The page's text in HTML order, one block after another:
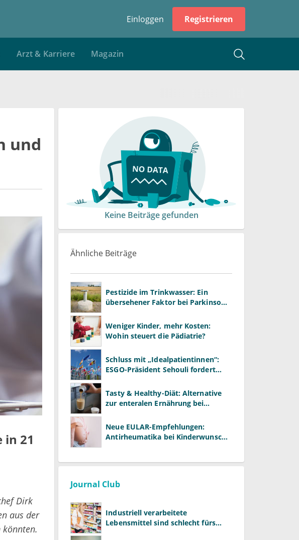
Einloggen Registrieren
Arzt & Karriere Magazin
und
21
Dirk
aus der
Keine Beiträge gefunden
Ähnliche Beiträge
Pestizide im Trinkwasser: Ein
übersehener Faktor bei Parkinson
Weniger Kinder, mehr Kosten:
Wohin steuert die Pädiatrie?
Schluss mit „Idealpatientinnen“:
ESGO-Präsident Sehouli fordert
Tasty & Healthy-Diät: Alternative
zur enteralen Ernährung bei
Neue EULAR-Empfehlungen:
Antirheumatika bei Kinderwunsch
Journal Club
Industriell verarbeitete
Lebensmittel sind schlecht fürs